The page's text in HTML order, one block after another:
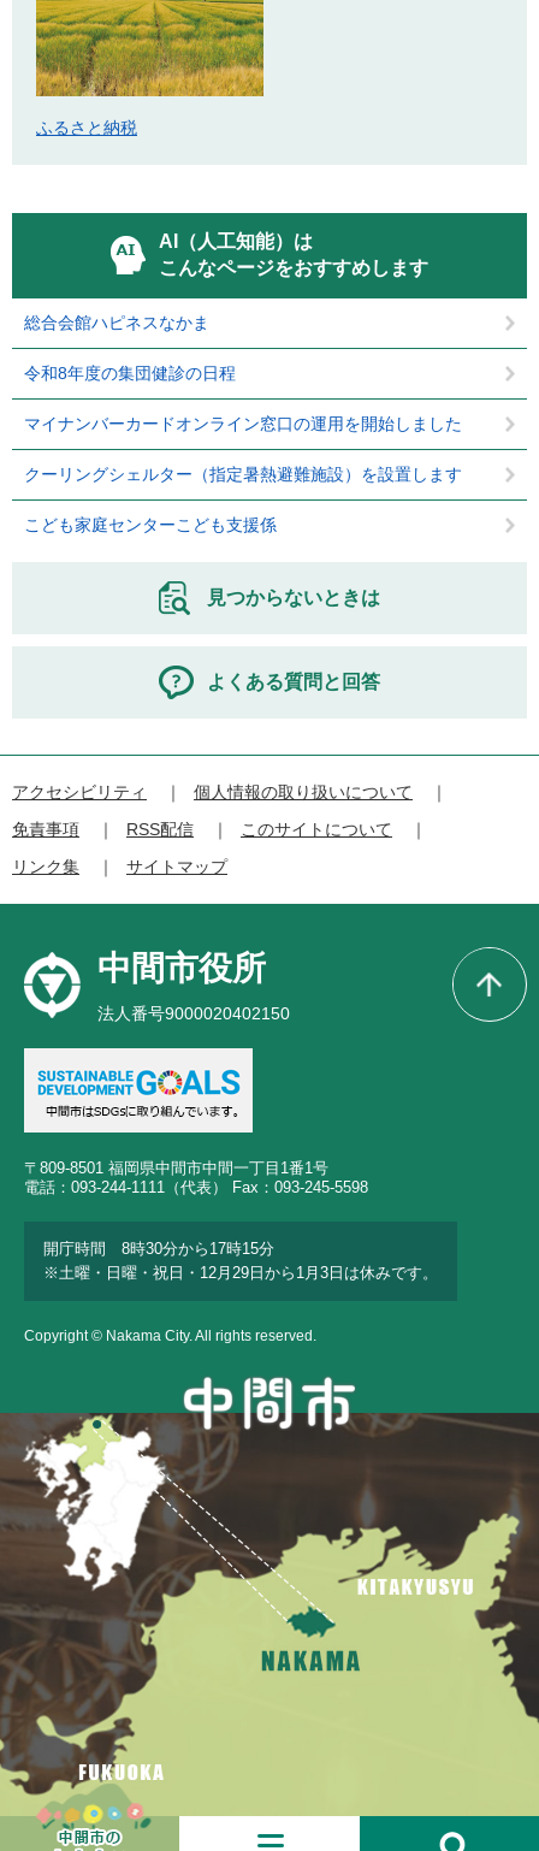
ふるさと納税
AI（人工知能）は
こんなページをおすすめします
総合会館ハピネスなかま
令和8年度の集団健診の日程
マイナンバーカードオンライン窓口の運用を開始しました
クーリングシェルター（指定暑熱避難施設）を設置します
こども家庭センターこども支援係
見つからないときは
よくある質問と回答
アクセシビリティ
個人情報の取り扱いについて
免責事項
RSS配信
このサイトについて
リンク集
サイトマップ
中間市役所
法人番号9000020402150
〒809-8501 福岡県中間市中間一丁目1番1号
電話：093-244-1111（代表） Fax：093-245-5598
開庁時間 8時30分から17時15分
※土曜・日曜・祝日・12月29日から1月3日は休みです。
Copyright © Nakama City. All rights reserved.